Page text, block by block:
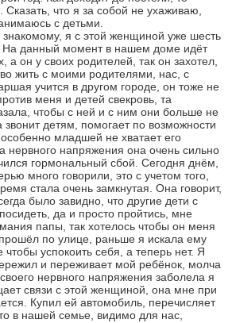
Сказать, что я за собой не ухаживаю,
с детьми.
я с этой женщиной уже шесть
На данный момент в нашем доме идёт
а он у своих родителей, так он захотел,
жить с моими родителями, нас, с
учится в другом городе, он тоже не
меня и детей свекровь, та
чтобы с ней и с ним они больше не
детям, помогает по возможности
младшей не хватает его
нервного напряжения она очень сильно
гормональный сбой. Сегодня днём,
много говорили, это с учетом того,
стала очень замкнутая. Она говорит,
было завидно, что другие дети с
да и просто пройтись, мне
папы, так хотелось чтобы он меня
прошёл по улице, раньше я искала ему
успокоить себя, а теперь нет. Я
и переживает мой ребёнок, молча
нервного напряжения заболела я
связи с этой женщиной, она мне при
Купил ей автомобиль, перечисляет
в нашей семье, видимо для нас,